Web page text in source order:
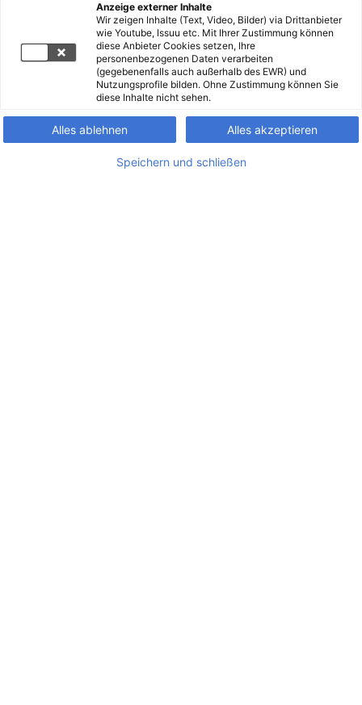
Anzeige externer Inhalte
Wir zeigen Inhalte (Text, Video, Bilder) via Drittanbieter
wie Youtube, Issuu etc. Mit Ihrer Zustimmung können
diese Anbieter Cookies setzen, Ihre
personenbezogenen Daten verarbeiten
(gegebenenfalls auch außerhalb des EWR) und
Nutzungsprofile bilden. Ohne Zustimmung können Sie
diese Inhalte nicht sehen.
Alles ablehnen Alles akzeptieren
Speichern und schließen